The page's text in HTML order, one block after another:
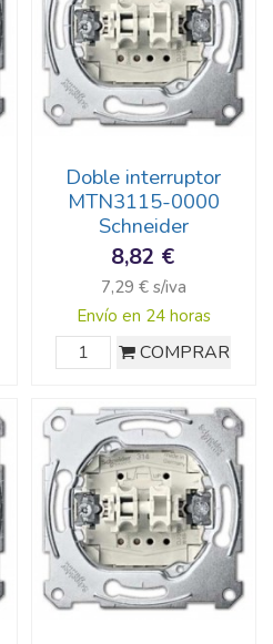
Doble interruptor
MTN3115-0000
Schneider
8,82 €
7,29 € s/iva
Envío en 24 horas
COMPRAR